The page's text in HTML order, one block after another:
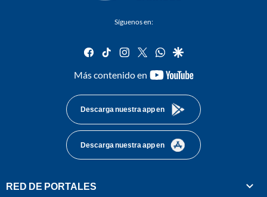
Síguenos en:
facebook
tiktok instagram
twitterwhatsapp
google
Más contenido en
youtube-
Descarga nuestra app en
Descarga nuestra app en
RED DE PORTALES